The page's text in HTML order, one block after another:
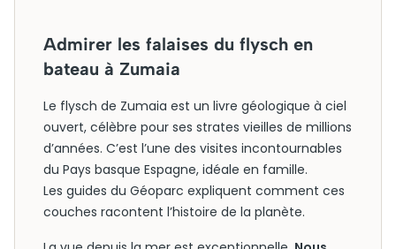
Admirer les falaises du flysch en
bateau à Zumaia
Le flysch de Zumaia est un livre géologique à ciel
ouvert, célèbre pour ses strates vieilles de millions
d’années. C’est l’une des visites incontournables
du Pays basque Espagne, idéale en famille.
Les guides du Géoparc expliquent comment ces
couches racontent l’histoire de la planète.